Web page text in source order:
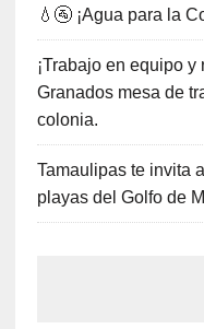
💧🚰 ¡Agua para la
¡Trabajo en equipo
Granados mesa de
colonia.
Tamaulipas te invita
playas del Golfo de